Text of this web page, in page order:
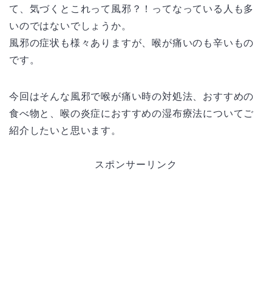
て、気づくとこれって風邪？！ってなっている人も多
いのではないでしょうか。
風邪の症状も様々ありますが、喉が痛いのも辛いもの
です。
今回はそんな風邪で喉が痛い時の対処法、おすすめの
食べ物と、喉の炎症におすすめの湿布療法についてご
紹介したいと思います。
スポンサーリンク